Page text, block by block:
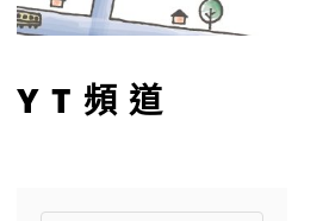
YT頻道